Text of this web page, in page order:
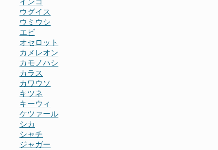
インコ
ウグイス
ウミウシ
エビ
オセロット
カメレオン
カモノハシ
カラス
カワウソ
キツネ
キーウィ
ケツァール
シカ
シャチ
ジャガー